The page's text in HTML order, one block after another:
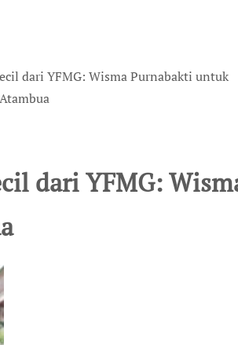
dari YFMG: Wisma Purnabakti untuk
dari YFMG: